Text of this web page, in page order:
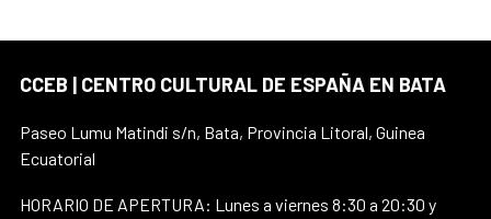
CCEB | CENTRO CULTURAL DE ESPAÑA EN BATA
Paseo Lumu Matindi s/n, Bata, Provincia Litoral, Guinea
Ecuatorial
HORARIO DE APERTURA: Lunes a viernes 8:30 a 20:30 y